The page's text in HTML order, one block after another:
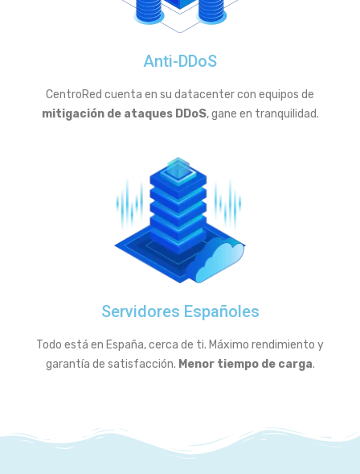
Anti-DDoS
CentroRed cuenta en su datacenter con equipos de
mitigación de ataques DDoS, gane en tranquilidad.
Servidores Españoles
Todo está en España, cerca de ti. Máximo rendimiento y
garantía de satisfacción. Menor tiempo de carga.